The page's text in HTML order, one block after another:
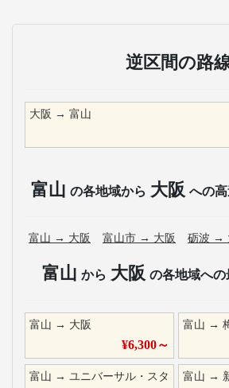
逆区間の路
大阪 → 富山
富山 の各地域から 大阪 への
富山 → 大阪 富山市 → 大阪 砺波 →
富山 から 大阪 の各地域へ
富山 → 大阪
¥6,300～
富山 →
富山 → ユニバーサル・スタ
富山 →